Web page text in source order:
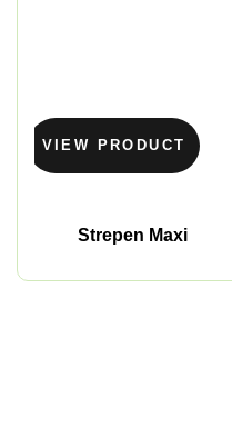
VIEW PRODUCT
Strepen Maxi